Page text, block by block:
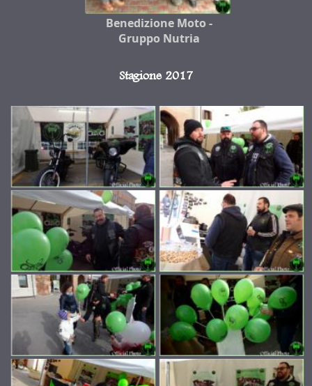
Benedizione Moto -
Gruppo Nutria
Stagione 2017